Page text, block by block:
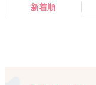
新着順